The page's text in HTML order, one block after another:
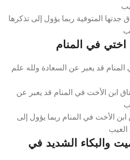
جدتها المتوفية ربما يؤول إلى تذكرها
اختي في المنام
قد يعبر عن السعادة ولله علم
ابن الأخت في المنام قد يعبر عن
ابن الأخت في المنام ربما يؤول إلى
الغيب
والبكاء الشديد في